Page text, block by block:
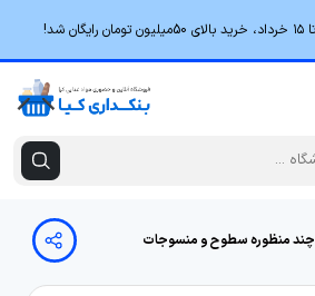
چند منظوره سطوح و منسوجات